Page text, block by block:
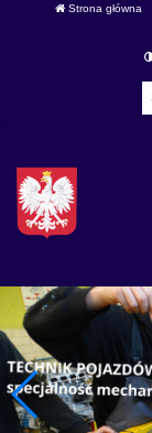
Strona główna